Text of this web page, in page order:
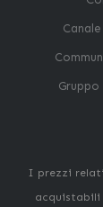
I prezzi
acquistabili